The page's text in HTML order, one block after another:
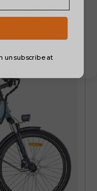
salu billigt
bromskraft